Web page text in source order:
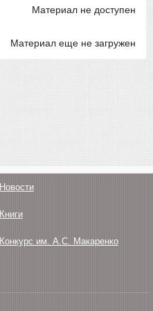
Материал не доступен
Материал еще не загружен
Новости
Книги
Конкурс им. А.С. Макаренко